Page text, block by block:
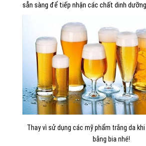
sẵn sàng để tiếp nhận các chất dinh
Thay vì sử dụng các mỹ phẩm trắng da
bằng bia nhé!